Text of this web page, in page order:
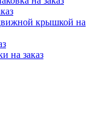
крышкой на
на заказ